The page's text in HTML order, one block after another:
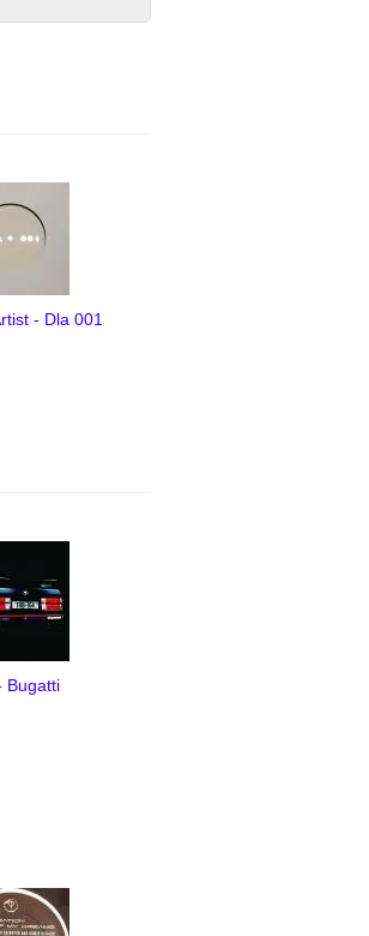
- Dla 001
Bugatti